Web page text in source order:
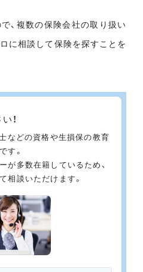
、複数の保険会社の取り扱い
に相談して保険を探すことを
！
などの資格や生損保の教育
す。
が多数在籍しているため、
相談いただけます。